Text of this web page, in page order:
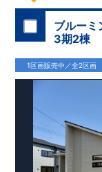
ブルーミ
3期2棟
1区画販売中／全2区画